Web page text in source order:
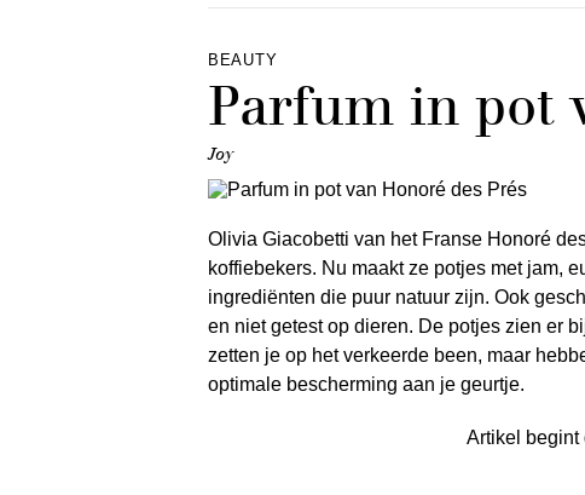
BEAUTY
Parfum in pot
Joy
Olivia Giacobetti van het Franse Honoré
koffiebekers. Nu maakt ze potjes met jam,
ingrediënten die puur natuur zijn. Ook
en niet getest op dieren. De potjes zien er
zetten je op het verkeerde been, maar
optimale bescherming aan je geurtje.
Artikel begint